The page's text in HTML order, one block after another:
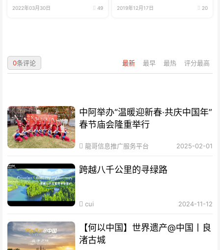
2022年03月30日 49 2019年12月17日 20
最新 最早 最热 评分最高
0条评论
中阿举办“温暖迎新春·共庆中国年”
春节庙会隆重举行
龍哥信息推广服务平台 2025-02-01
跨越八千公里的寻绿路
cui 2024-11-12
【何以中国】世界遗产@中国丨良
渚古城